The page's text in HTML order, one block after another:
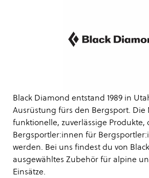
Black Diamond entstand 1989 in
Ausrüstung fürs den Bergsport. Die
funktionelle, zuverlässige Produkte,
Bergsportler:innen für
werden. Bei uns findest du von
ausgewähltes Zubehör für alpine
Einsätze.